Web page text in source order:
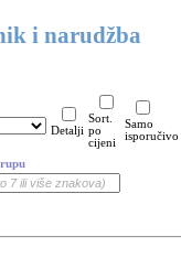
i narudžba
Detalji
Sort.
po
cijeni
Samo
isporučivo